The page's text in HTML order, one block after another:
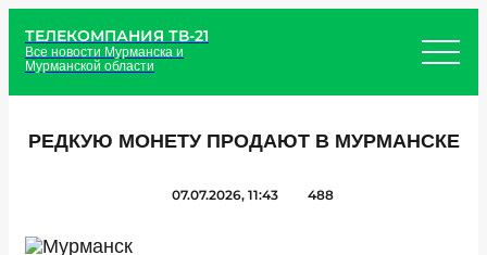
ТЕЛЕКОМПАНИЯ ТВ-21
Все новости Мурманска и
Мурманской области
РЕДКУЮ МОНЕТУ ПРОДАЮТ В МУРМАНСКЕ
07.07.2026, 11:43 488